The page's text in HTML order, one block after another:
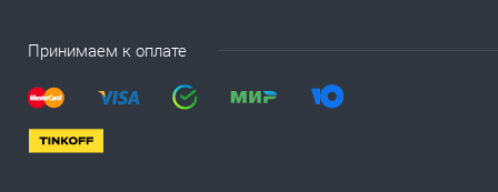
Принимаем к оплате